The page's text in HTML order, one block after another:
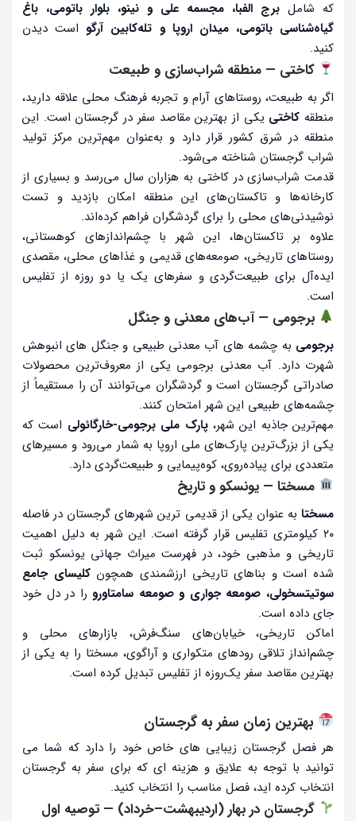
که شامل برج الفبا، مجسمه علی و نینو، بلوار باتومی، باغ
گیاه‌شناسی باتومی، میدان اروپا و تله‌کابین آرگو است دیدن
کنید.
کاختی — منطقه شراب‌سازی و طبیعت
اگر به طبیعت، روستاهای آرام و تجربه فرهنگ محلی علاقه دارید،
منطقه کاختی یکی از بهترین مقاصد سفر در گرجستان است. این
منطقه در شرق کشور قرار دارد و به‌عنوان مهم‌ترین مرکز تولید
شراب گرجستان شناخته می‌شود.
قدمت شراب‌سازی در کاختی به هزاران سال می‌رسد و بسیاری از
کارخانه‌ها و تاکستان‌های این منطقه امکان بازدید و تست
نوشیدنی‌های محلی را برای گردشگران فراهم کرده‌اند.
علاوه بر تاکستان‌ها، این شهر با چشم‌اندازهای کوهستانی،
روستاهای تاریخی، صومعه‌های قدیمی و غذاهای محلی، مقصدی
ایده‌آل برای طبیعت‌گردی و سفرهای یک یا دو روزه از تفلیس
است.
برجومی — آب‌های معدنی و جنگل
برجومی به چشمه های آب معدنی طبیعی و جنگل های انبوهش
شهرت دارد. آب معدنی برجومی یکی از معروف‌ترین محصولات
صادراتی گرجستان است و گردشگران می‌توانند آن را مستقیماً از
چشمه‌های طبیعی این شهر امتحان کنند.
مهم‌ترین جاذبه این شهر،پارک ملی برجومی-خارگائولی است که
یکی از بزرگ‌ترین پارک‌های ملی اروپا به شمار می‌رود و مسیرهای
متعددی برای پیاده‌روی، کوه‌پیمایی و طبیعت‌گردی دارد.
مسختا — یونسکو و تاریخ
مسختا به عنوان یکی از قدیمی ترین شهرهای گرجستان در فاصله
۲۰ کیلومتری تفلیس قرار گرفته است. این شهر به دلیل اهمیت
تاریخی و مذهبی خود، در فهرست میراث جهانی یونسکو ثبت
شده است و بناهای تاریخی ارزشمندی همچونکلیسای جامع
سوتیتسخولی، صومعه جواری و صومعه سامتاورو را در دل خود
جای داده است.
اماکن تاریخی، خیابان‌های سنگ‌فرش، بازارهای محلی و
چشم‌انداز تلاقی رودهای متکواری و آراگوی، مسختا را به یکی از
بهترین مقاصد سفر یک‌روزه از تفلیس تبدیل کرده است.
بهترین زمان سفر به گرجستان
هر فصل گرجستان زیبایی های خاص خود را دارد که شما می
توانید با توجه به علایق و هزینه ای که برای سفر به گرجستان
انتخاب کرده اید، فصل مناسب را انتخاب کنید.
گرجستان در بهار (اردیبهشت–خرداد) — توصیه اول